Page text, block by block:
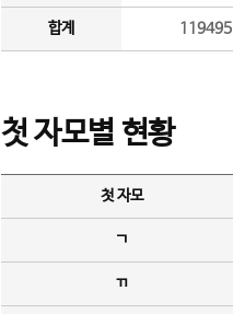
합계
첫 자모별 현황
첫 자모
ㄱ
ㄲ